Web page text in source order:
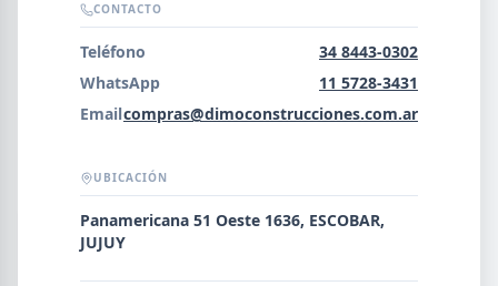
Error al cargar empresas.
CONTACTO
Teléfono
34 8443-0302
WhatsApp
11 5728-3431
Emailcompras@dimoconstrucciones.com.ar
UBICACIÓN
Panamericana 51 Oeste 1636, ESCOBAR,
JUJUY